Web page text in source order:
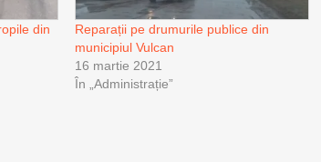
din
Reparații pe drumurile publice din
municipiul Vulcan
16 martie 2021
În „Administrație”